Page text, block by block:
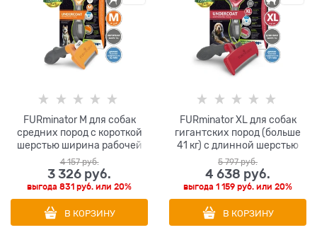
FURminator M для собак
средних пород с короткой
шерстью ширина рабочей
поверхности 62 мм (FUR
Dog Undercoat M Short Hair)
4 157 руб.
3 326 руб.
выгода 831 руб. или 20%
В КОРЗИНУ
FURminator XL для собак
гигантских пород (больше
41 кг) с длинной шерстью
ширина рабочей
поверхности 121 мм (FUR
Dog Undercoat XL Long Hair)
5 797 руб.
4 638 руб.
выгода 1 159 руб. или 20%
В КОРЗИНУ